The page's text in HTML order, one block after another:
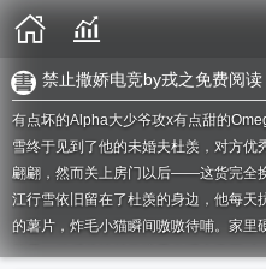
禁止撒娇电竞by戎之免费阅读
有点坏的Alpha大少爷攻x有点甜的
雪终于见到了他的未婚夫杜羡，对方
翩翩，然而关上房门以后——这货完全
江行雪依旧留在了杜羡的身边，他每天
的薯片，炸毛小猫瞬间嗷嗷待哺。家里
行雪，然后从蛛丝马迹里发现大事不